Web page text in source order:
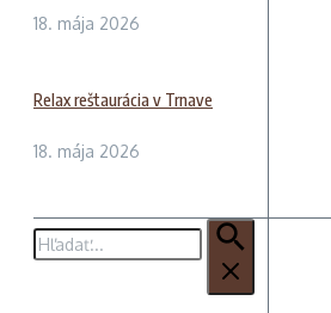
18. mája 2026
Relax reštaurácia v Trnave
18. mája 2026
Hľadať: